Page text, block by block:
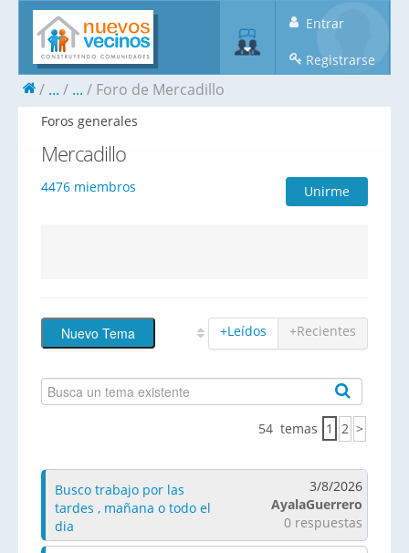
Entrar
Registrarse
... ... Foro de Mercadillo
Foros generales
Mercadillo
4476 miembros Unirme
+Leídos +Recientes
54 temas 1 2 >
Busco trabajo por las
tardes , mañana o todo el
dia
3/8/2026
AyalaGuerrero
0 respuestas